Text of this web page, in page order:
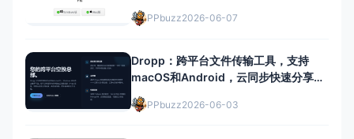
PPbuzz2026-06-07
Dropp：跨平台文件传输工具，支持
macOS和Android，云同步快速分享文
件
PPbuzz2026-06-03